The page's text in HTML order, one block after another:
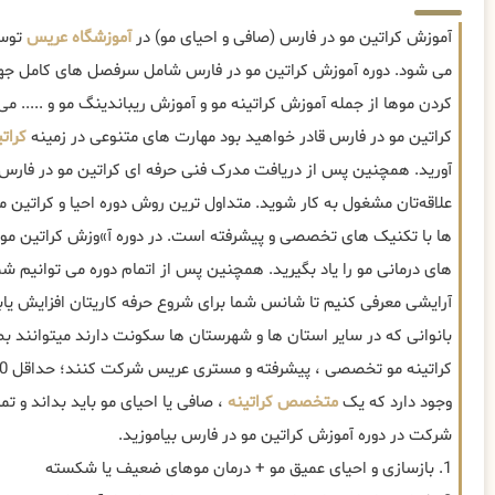
آموزش کراتین مو در فارس (صافی و احیای مو) درآموزشگاه عریس
می شود. دوره آموزش کراتین مو در فارس شامل سرفصل های کامل
کردن موها از جمله آموزش کراتینه مو و آموزش ریباندینگ مو و .....
کراتین مو در فارس قادر خواهید بود مهارت های متنوعی در زمینه
آورید. همچنین پس از دریافت مدرک فنی حرفه ای کراتین مو در فارس
علاقه‌تان مشغول به کار شوید. متداول ترین روش دوره احیا و
ها با تکنیک های تخصصی و پیشرفته است. در دوره آ»وزش کراتین
های درمانی مو را یاد بگیرید. همچنین پس از اتمام دوره می توانیم
آرایشی معرفی کنیم تا شانس شما برای شروع حرفه کاریتان افزایش
بانوانی که در سایر استان ها و شهرستان ها سکونت دارند
وجود دارد که یکمتخصص کراتینه ، صافی یا احیای مو باید بداند و
شرکت در دوره آموزش کراتین مو در فارس بیاموزید.
1. بازسازی و احیای عمیق مو + درمان موهای ضعیف یا شکسته